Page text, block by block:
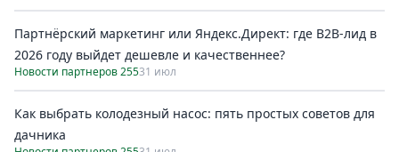
Партнёрский маркетинг или Яндекс.Директ: где B2B-лид в
2026 году выйдет дешевле и качественнее?
Новости партнеров 25531 июл
Как выбрать колодезный насос: пять простых советов для
дачника